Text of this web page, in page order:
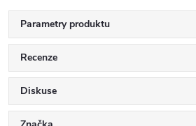
Parametry produktu
Recenze
Diskuse